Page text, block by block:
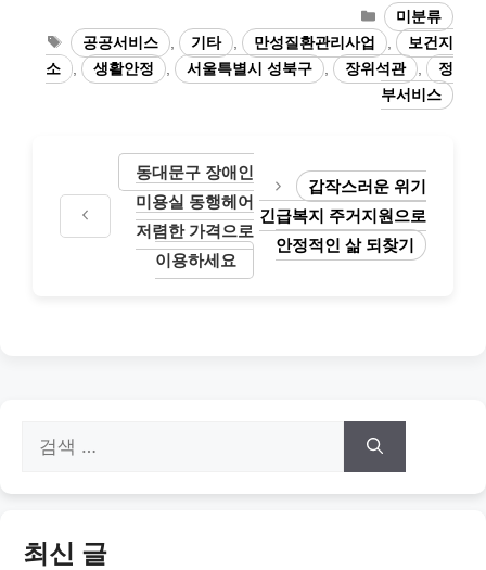
카
테
고
리
미분류
태
그
공공서비스 기타 만성질환관리사업
보건지
소
생활안정 서울특별시 성북구 장위석관
정
부서비스
동대문구 장애인
미용실 동행헤어
저렴한 가격으로
이용하세요
갑작스러운 위기
긴급복지 주거지원으로
안정적인 삶 되찾기
색:
최신 글